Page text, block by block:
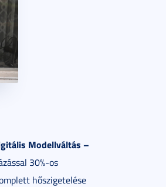
Modellváltás –
30%-os
hőszigetelése